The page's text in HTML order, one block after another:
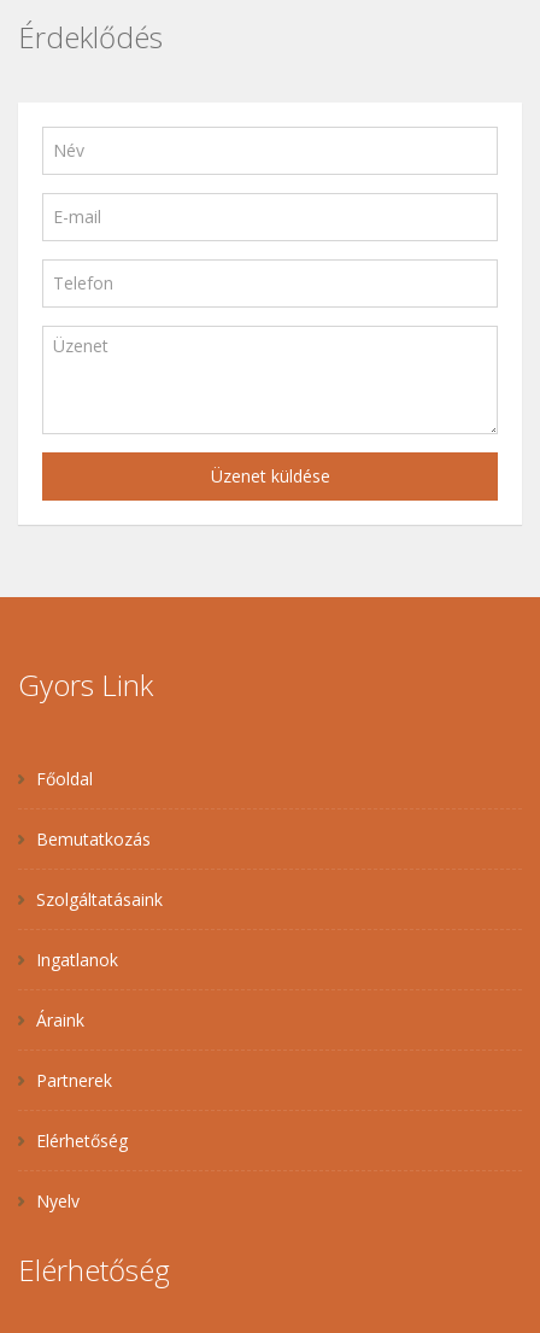
Érdeklődés
Üzenet küldése
Gyors Link
Főoldal
Bemutatkozás
Szolgáltatásaink
Ingatlanok
Áraink
Partnerek
Elérhetőség
Nyelv
Elérhetőség